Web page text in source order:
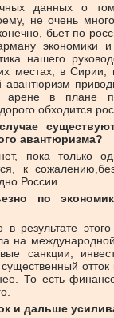
данных о том,
не очень
бьет по
экономики и
нашего
местах, в Сирии,
авантюризм
арене в плане
обходится
авантюризма?
пока только
к
России.
по
результате
на
санкции,
отток
То есть
и дальше